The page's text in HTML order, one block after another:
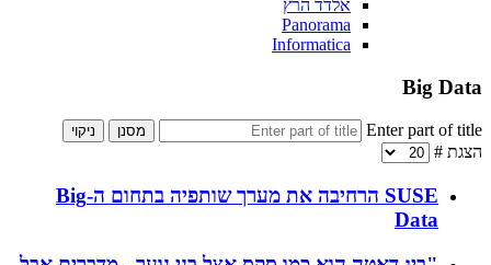
אלדד הרץ
Panorama
Informatica
Big Data
Enter part of title מסנן ניקוי
הצגת #
SUSE הרחיבה את מערך שותפיה בתחום ה-Big
Data